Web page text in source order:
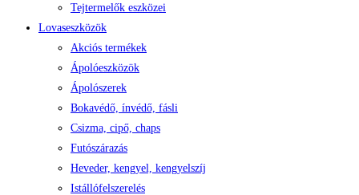
Tejtermelők eszközei
Lovaseszközök
Akciós termékek
Ápolóeszközök
Ápolószerek
Bokavédő, ínvédő, fásli
Csizma, cipő, chaps
Futószárazás
Heveder, kengyel, kengyelszíj
Istállófelszerelés